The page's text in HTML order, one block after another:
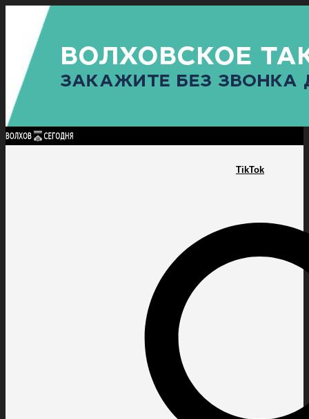
TikTok
Найти:
ГЛАВНАЯ ПОЛИТИКАПРОИСШЕСТВИЯ ПРОКУРАТУРАСПОРТ
ПОЛИТИКА
КУЛЬТУРА
ПОСЕЛЕНИЯ